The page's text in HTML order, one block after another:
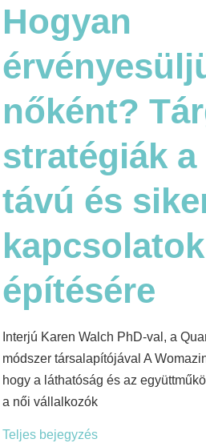
Hogyan
nőként?
stratégiák
távú és
kapcsolatok
építésére
Interjú Karen Walch PhD-val, a
módszer társalapítójával A
hogy a láthatóság és az
a női vállalkozók
Teljes bejegyzés